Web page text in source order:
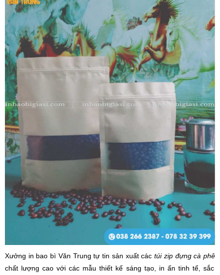
Xưởng in bao bì Văn Trung tự tin sản xuất cáctúi zip đựng cà phê
chất lượng cao với các mẫu thiết kế sáng tạo, in ấn tinh tế, sắc